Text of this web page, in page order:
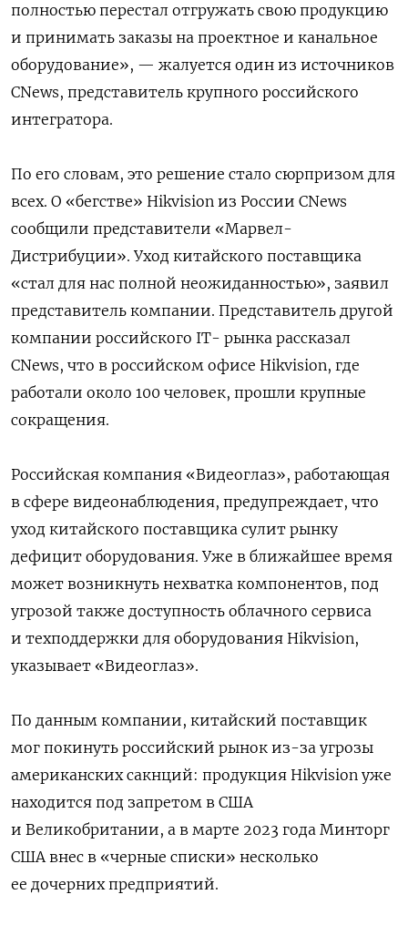
полностью перестал отгружать свою продукцию
и принимать заказы на проектное и канальное
оборудование», — жалуется один из источников
CNews, представитель крупного российского
интегратора.
По его словам, это решение стало сюрпризом для
всех. О «бегстве» Hikvision из России CNews
сообщили представители «Марвел-
Дистрибуции». Уход китайского поставщика
«стал для нас полной неожиданностью», заявил
представитель компании. Представитель другой
компании российского IT- рынка рассказал
CNews, что в российском офисе Hikvision, где
работали около 100 человек, прошли крупные
сокращения.
Российская компания «Видеоглаз», работающая
в сфере видеонаблюдения, предупреждает, что
уход китайского поставщика сулит рынку
дефицит оборудования. Уже в ближайшее время
может возникнуть нехватка компонентов, под
угрозой также доступность облачного сервиса
и техподдержки для оборудования Hikvision,
указывает «Видеоглаз».
По данным компании, китайский поставщик
мог покинуть российский рынок из-за угрозы
американских сакнций: продукция Hikvision уже
находится под запретом в США
и Великобритании, а в марте 2023 года Минторг
США внес в «черные списки» несколько
ее дочерних предприятий.